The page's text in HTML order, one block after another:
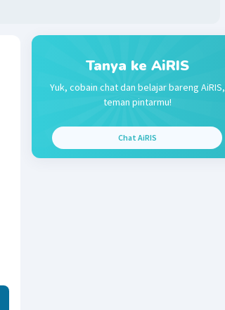
Tanya ke AiRIS
Yuk, cobain chat dan belajar bareng AiRIS,
teman pintarmu!
Chat AiRIS